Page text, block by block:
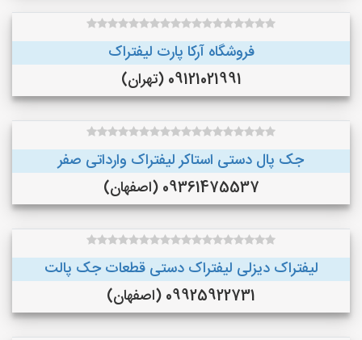
فروشگاه آرکا پارت لیفتراک
09121021991 (تهران)
جک پال دستی استاکر لیفتراک وارداتی صفر
09361475537 (اصفهان)
لیفتراک دیزلی لیفتراک دستی قطعات جک پالت
09925922731 (اصفهان)